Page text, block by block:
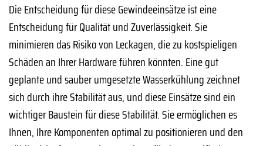
Die Entscheidung für diese Gewindeeinsätze ist eine
Entscheidung für Qualität und Zuverlässigkeit. Sie
minimieren das Risiko von Leckagen, die zu kostspieligen
Schäden an Ihrer Hardware führen könnten. Eine gut
geplante und sauber umgesetzte Wasserkühlung zeichnet
sich durch ihre Stabilität aus, und diese Einsätze sind ein
wichtiger Baustein für diese Stabilität. Sie ermöglichen es
Ihnen, Ihre Komponenten optimal zu positionieren und den